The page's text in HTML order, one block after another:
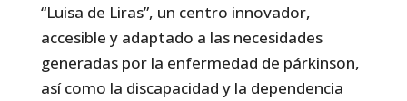
“Luisa de Liras”, un centro innovador,
accesible y adaptado a las necesidades
generadas por la enfermedad de párkinson,
así como la discapacidad y la dependencia